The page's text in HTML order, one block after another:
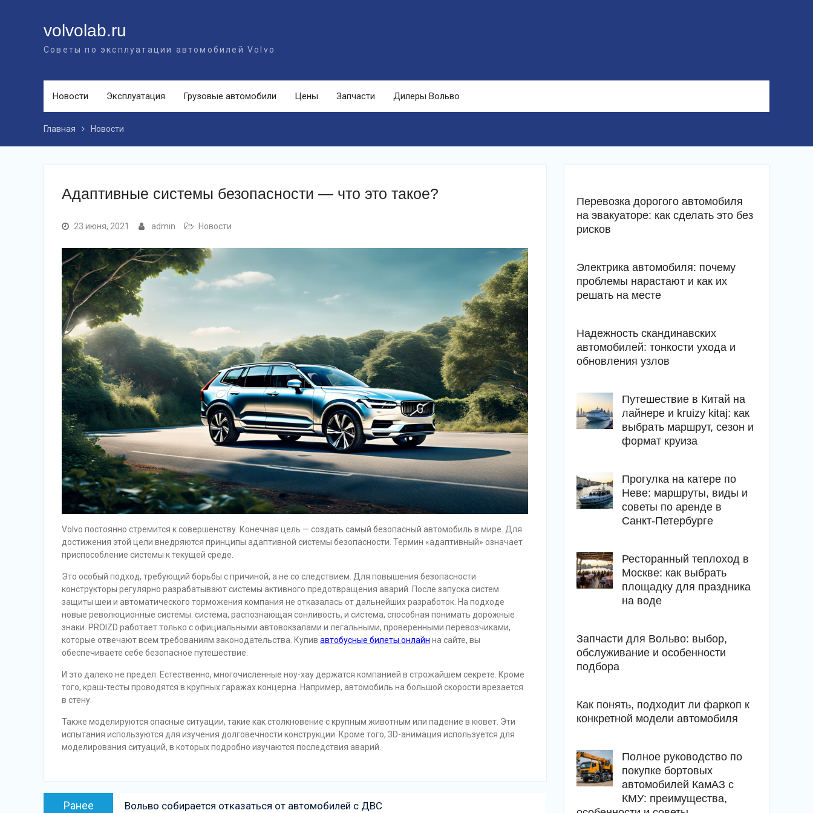
volvolab.ru
Советы по эксплуатации автомобилей Volvo
Новости Эксплуатация Грузовые автомобили Цены Запчасти Дилеры Вольво
Главная Новости
Адаптивные системы безопасности — что это такое?
23 июня, 2021 admin Новости
Volvo постоянно стремится к совершенству. Конечная цель — создать самый безопасный автомобиль в мире. Для
достижения этой цели внедряются принципы адаптивной системы безопасности. Термин «адаптивный» означает
приспособление системы к текущей среде.
Это особый подход, требующий борьбы с причиной, а не со следствием. Для повышения безопасности
конструкторы регулярно разрабатывают системы активного предотвращения аварий. После запуска систем
защиты шеи и автоматического торможения компания не отказалась от дальнейших разработок. На подходе
новые революционные системы: система, распознающая сонливость, и система, способная понимать дорожные
знаки. PROIZD работает только с официальными автовокзалами и легальными, проверенными перевозчиками,
которые отвечают всем требованиям законодательства. Купив автобусные билеты онлайн на сайте, вы
обеспечиваете себе безопасное путешествие.
И это далеко не предел. Естественно, многочисленные ноу-хау держатся компанией в строжайшем секрете. Кроме
того, краш-тесты проводятся в крупных гаражах концерна. Например, автомобиль на большой скорости врезается
в стену.
Также моделируются опасные ситуации, такие как столкновение с крупным животным или падение в кювет. Эти
испытания используются для изучения долговечности конструкции. Кроме того, 3D-анимация используется для
моделирования ситуаций, в которых подробно изучаются последствия аварий.
Навигация
Ранее
Предыдущая
Вольво собирается отказаться от автомобилей с ДВС
Перевозка дорогого автомобиля
на эвакуаторе: как сделать это без
рисков
Электрика автомобиля: почему
проблемы нарастают и как их
решать на месте
Надежность скандинавских
автомобилей: тонкости ухода и
обновления узлов
Путешествие в Китай на
лайнере и kruizy kitaj: как
выбрать маршрут, сезон и
формат круиза
Прогулка на катере по
Неве: маршруты, виды и
советы по аренде в
Санкт-Петербурге
Ресторанный теплоход в
Москве: как выбрать
площадку для праздника
на воде
Запчасти для Вольво: выбор,
обслуживание и особенности
подбора
Как понять, подходит ли фаркоп к
конкретной модели автомобиля
Полное руководство по
покупке бортовых
автомобилей КамАЗ с
КМУ: преимущества,